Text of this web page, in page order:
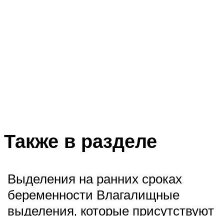
Также в разделе
Выделения на ранних сроках
беременности Влагалищные
выделения, которые присутствуют